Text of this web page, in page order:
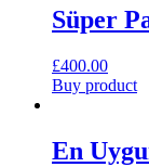
Süper
£400.00
Buy product
En